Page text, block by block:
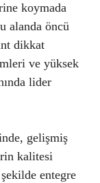
koymada
alanda öncü
dikkat
ve yüksek
lider
gelişmiş
kalitesi
entegre